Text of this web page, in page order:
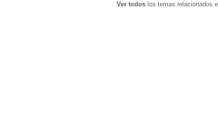
Ver todos los temas relacionados